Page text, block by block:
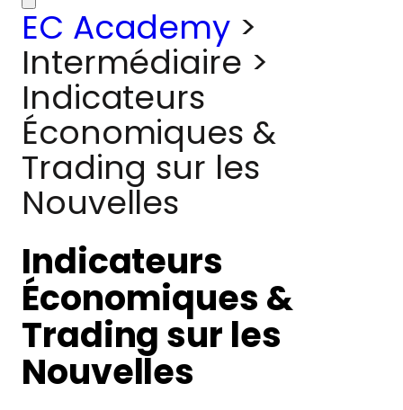
EC Academy >
Intermédiaire >
Indicateurs
Économiques &
Trading sur les
Nouvelles
Indicateurs
Économiques &
Trading sur les
Nouvelles